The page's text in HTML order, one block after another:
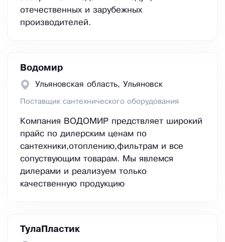
отечественных и зарубежных
производителей.
Водомир
Ульяновская область, Ульяновск
Поставщик сантехнического оборудования
Компания ВОДОМИР предствляет широкий
прайс по дилерским ценам по
сантехники,отоплению,фильтрам и все
сопуствующим товарам. Мы явлемся
дилерами и реализуем только
качественную продукцию
ТулаПластик